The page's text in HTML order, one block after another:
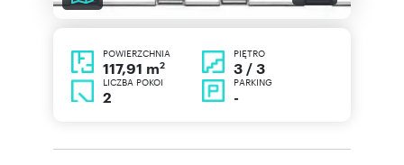
POWIERZCHNIA
117,91 m2
PIĘTRO
3 / 3
LICZBA POKOI
2
PARKING
-